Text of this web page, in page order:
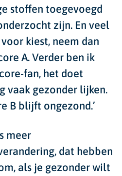
stoffen toegevoegd
zijn. En veel
kiest, neem dan
A. Verder ben ik
fan, het doet
vaak gezonder lijken.
B blijft ongezond.’
meer
dat hebben
als je gezonder wilt